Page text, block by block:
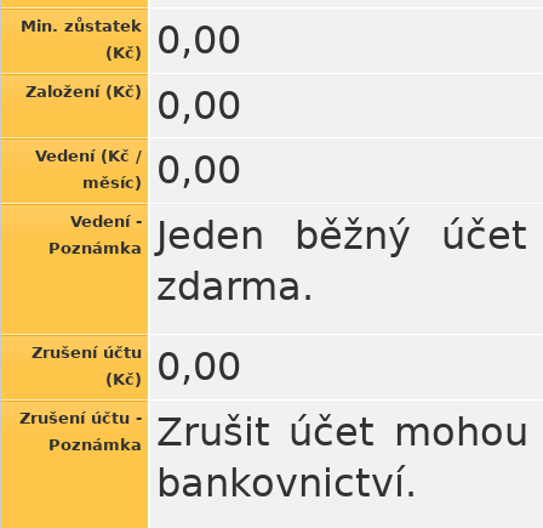
Min. zůstatek
(Kč)
0,00
Založení (Kč) 0,00
Vedení (Kč /
měsíc)
0,00
Vedení -
Poznámka
Jeden běžný
zdarma.
Zrušení účtu
(Kč)
0,00
Zrušení účtu -
Poznámka
Zrušit účet
bankovnictví.